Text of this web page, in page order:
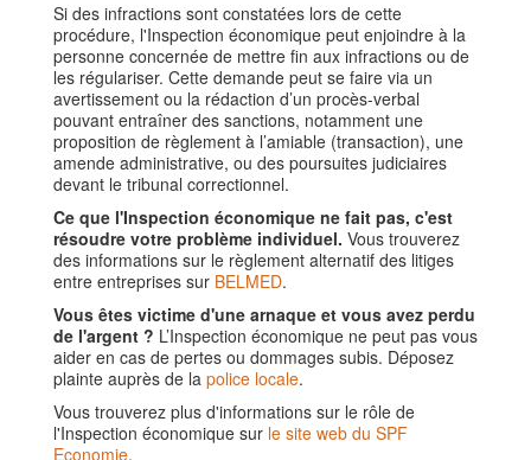
Si des infractions sont constatées lors de cette
procédure, l'Inspection économique peut enjoindre à la
personne concernée de mettre fin aux infractions ou de
les régulariser. Cette demande peut se faire via un
avertissement ou la rédaction d’un procès-verbal
pouvant entraîner des sanctions, notamment une
proposition de règlement à l’amiable (transaction), une
amende administrative, ou des poursuites judiciaires
devant le tribunal correctionnel.
Ce que l'Inspection économique ne fait pas, c'est
résoudre votre problème individuel. Vous trouverez
des informations sur le règlement alternatif des litiges
entre entreprises sur BELMED.
Vous êtes victime d'une arnaque et vous avez perdu
de l'argent ? L’Inspection économique ne peut pas vous
aider en cas de pertes ou dommages subis. Déposez
plainte auprès de la police locale.
Vous trouverez plus d'informations sur le rôle de
l'Inspection économique sur le site web du SPF
Economie.